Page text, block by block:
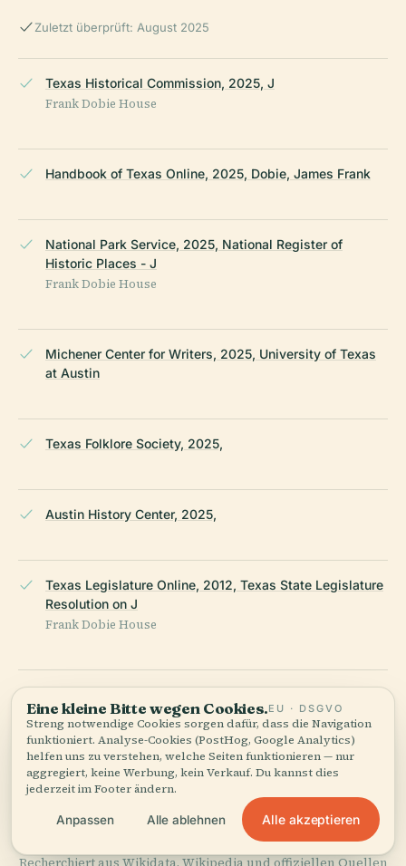
Zuletzt überprüft: August 2025
Texas Historical Commission, 2025, J
Frank Dobie House
Handbook of Texas Online, 2025, Dobie, James Frank
National Park Service, 2025, National Register of
Historic Places - J
Frank Dobie House
Michener Center for Writers, 2025, University of Texas
at Austin
Texas Folklore Society, 2025,
Austin History Center, 2025,
Texas Legislature Online, 2012, Texas State Legislature
Resolution on J
Frank Dobie House
Frank Dobie House Overview
Wikipedia — J. Frank Dobie House
AUGUST 2025
Recherchiert aus Wikidata, Wikipedia und offiziellen Quellen
Eine kleine Bitte wegen Cookies.EU · DSGVO
Streng notwendige Cookies sorgen dafür, dass die Navigation
funktioniert. Analyse-Cookies (PostHog, Google Analytics)
helfen uns zu verstehen, welche Seiten funktionieren — nur
aggregiert, keine Werbung, kein Verkauf. Du kannst dies
jederzeit im Footer ändern.
Anpassen Alle ablehnen Alle akzeptieren